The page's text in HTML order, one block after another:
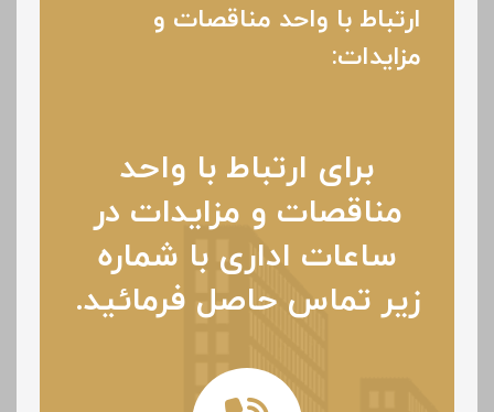
ارتباط با واحد مناقصات و
مزایدات:
برای ارتباط با واحد
مناقصات و مزایدات در
ساعات اداری با شماره
زیر تماس حاصل فرمائید.